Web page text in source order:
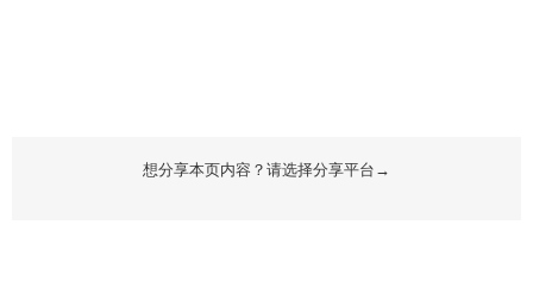
想分享本页内容？请选择分享平台→